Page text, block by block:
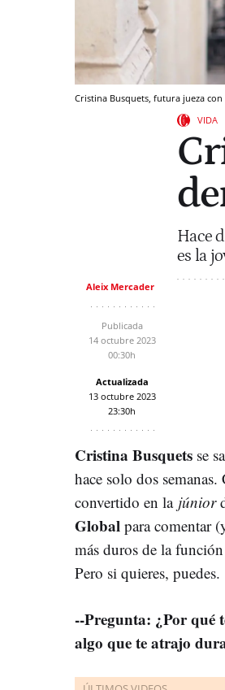
Cristina Busquets, futura jueza con
VIDA
Hace
es la
Aleix Mercader
Publicada
14 octubre 2023
00:30h
Actualizada
13 octubre 2023
23:30h
Cristina Busquets se
hace solo dos
convertido en la júnior
Global para comentar
más duros de la
Pero si quieres, puedes.
--Pregunta: ¿Por qué
algo que te atrajo